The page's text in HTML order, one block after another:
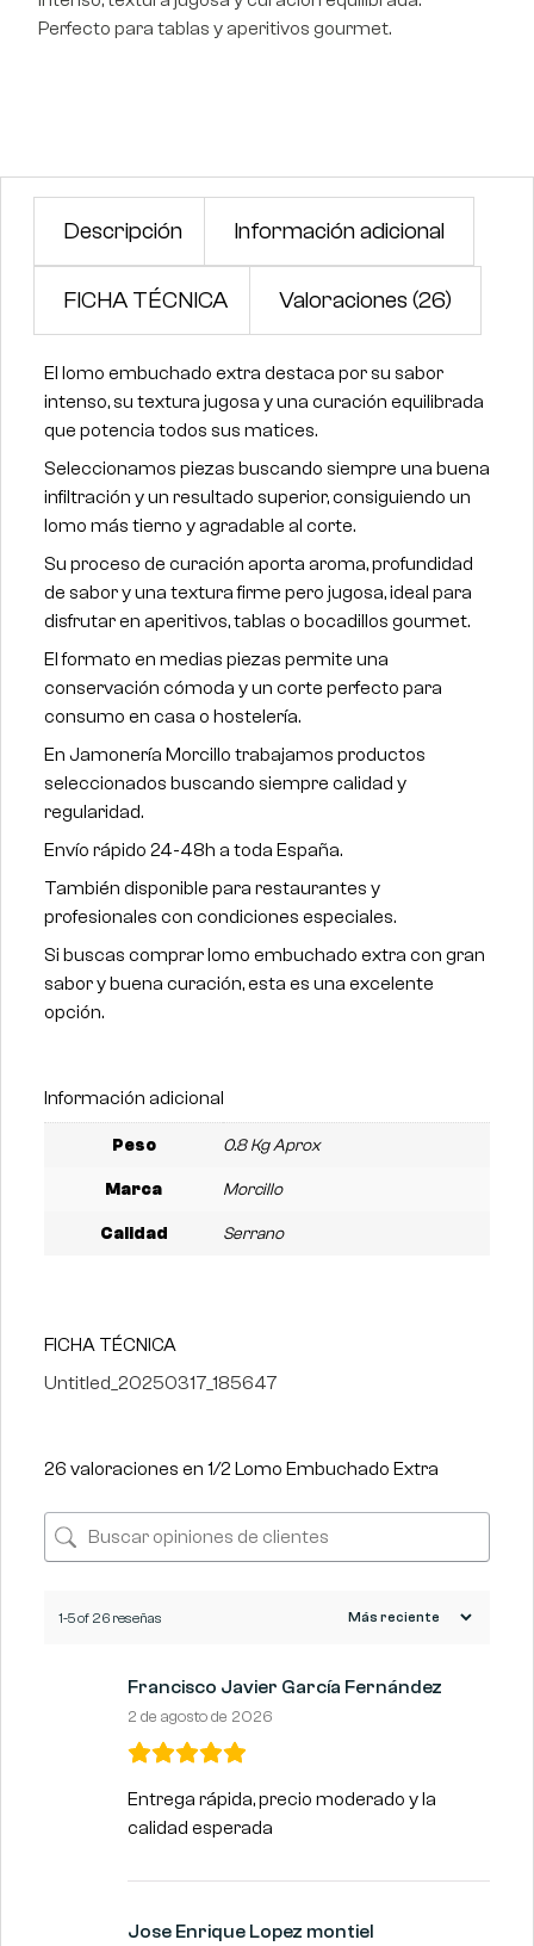
Perfecto para tablas y aperitivos gourmet.
Descripción Información adicional
FICHA TÉCNICA Valoraciones (26)
El lomo embuchado extra destaca por su sabor
intenso, su textura jugosa y una curación equilibrada
que potencia todos sus matices.
Seleccionamos piezas buscando siempre una buena
infiltración y un resultado superior, consiguiendo un
lomo más tierno y agradable al corte.
Su proceso de curación aporta aroma, profundidad
de sabor y una textura firme pero jugosa, ideal para
disfrutar en aperitivos, tablas o bocadillos gourmet.
El formato en medias piezas permite una
conservación cómoda y un corte perfecto para
consumo en casa o hostelería.
En Jamonería Morcillo trabajamos productos
seleccionados buscando siempre calidad y
regularidad.
Envío rápido 24-48h a toda España.
También disponible para restaurantes y
profesionales con condiciones especiales.
Si buscas comprar lomo embuchado extra con gran
sabor y buena curación, esta es una excelente
opción.
Información adicional
Peso 0.8 Kg Aprox
Marca Morcillo
Calidad Serrano
FICHA TÉCNICA
Untitled_20250317_185647
26 valoraciones en 1/2 Lomo Embuchado Extra
1-5 of 26 reseñas
Francisco Javier García Fernández
2 de agosto de 2026
Entrega rápida, precio moderado y la
calidad esperada
Jose Enrique Lopez montiel